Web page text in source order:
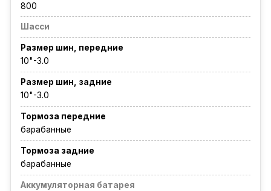
800
Шасси
Размер шин, передние
10"-3.0
Размер шин, задние
10"-3.0
Тормоза передние
барабанные
Тормоза задние
барабанные
Аккумуляторная батарея